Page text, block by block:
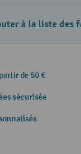
à la liste des
de 50 €
sécurisée